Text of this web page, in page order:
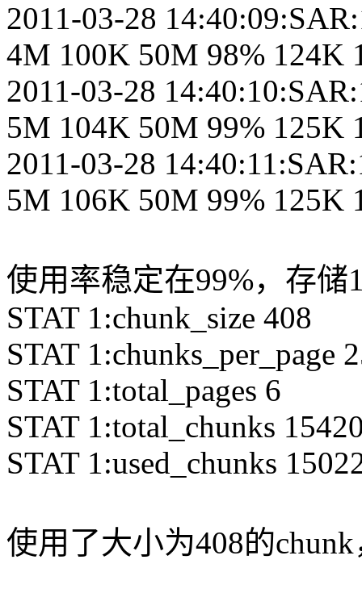
2011-03-28
4M 100K 50M 98% 124K
2011-03-28
5M 104K 50M 99% 125K
2011-03-28
5M 106K 50M 99% 125K
使用率稳定在99%，存储
STAT 1:chunk_size 408
STAT 1:chunks_per_page
STAT 1:total_pages 6
STAT 1:total_chunks
STAT 1:used_chunks
使用了大小为408的